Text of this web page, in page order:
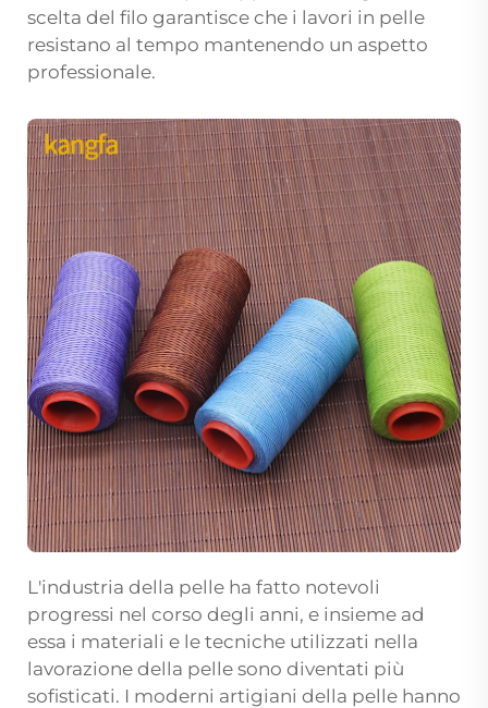
scelta del filo garantisce che i lavori in pelle
resistano al tempo mantenendo un aspetto
professionale.
L'industria della pelle ha fatto notevoli
progressi nel corso degli anni, e insieme ad
essa i materiali e le tecniche utilizzati nella
lavorazione della pelle sono diventati più
sofisticati. I moderni artigiani della pelle hanno